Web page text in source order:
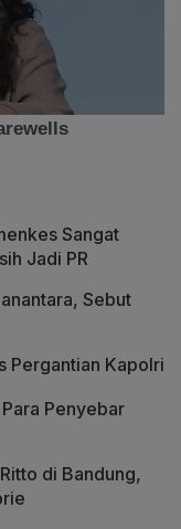
Sangat
Jadi PR
Sebut
Pergantian Kapolri
Penyebar
di Bandung,